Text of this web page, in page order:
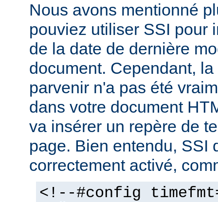
Nous avons mentionné
pouviez utiliser SSI pour
de la date de dernière
document. Cependant,
parvenir n'a pas été
dans votre document
va insérer un repère de
page. Bien entendu, SSI
correctement activé,
<!--#config